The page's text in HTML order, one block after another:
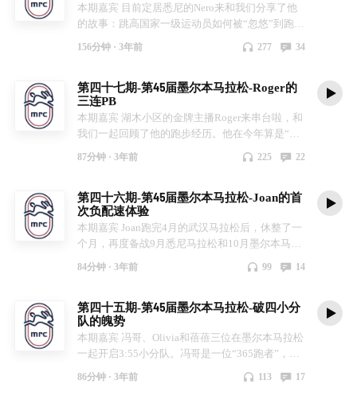
信630，想加入这个小分队请赶紧留言申请吧！
本期嘉宾 目前定居悉尼的Nero来和我们分享了他
的故事：跳高国家一级运动员如何被“忽悠”到跑
继续触摸天花板。今年连续参加了澳洲三大城市马
分钟。他是如何备战的，如何且听兔说～
156分钟 · 3年前 277 34
第四十七期-第45届墨尔本马拉松-Roger的
三连PB
本期嘉宾 湖木小区的金牌主播Roger来串台啦，和
我们一起回顾了他的跑步经历。他在今年算是“全
海岸马拉松、九月悉尼马拉松和十月墨尔本马拉
了不同跑鞋、训练方式、手表、心率带等话题。值
得一提的是，Roger非常幸运中签了2024年东京马
拉松，接下来有什么计划，且听兔说～
87分钟 · 3年前 225 22
第四十六期-第45届墨尔本马拉松-Joan的首
次负配速体验
本期嘉宾 Joan跑完4月的武汉马拉松后，休整了一
个月，再度备战9月悉尼马拉松和10月墨尔本马拉
后半程遭遇了人生第一次抽筋，这一抽抽了小半个
伸…Joan从悉马收获了难忘的体验，在墨马中换了
比赛策略，柏老板也帮忙做私兔助力她PB。最后
她是否冲破PB，且听兔说～
84分钟 · 3年前 99 14
第四十五期-第45届墨尔本马拉松-破四小分
队的魄势
本期嘉宾 冯哥、Olivia和蓓蓓三位在墨尔本马拉松
一起开启3:55小分队。冯哥是一位“365跑者”，一
前的悉马正逢“阳康”，全马虽PB但遗憾未能破
86分钟 · 3年前 113 17